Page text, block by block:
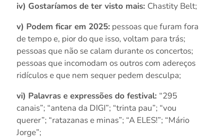
iv) Gostaríamos de ter visto mais: Chastity Belt;
v) Podem ficar em 2025:pessoas que furam fora
de tempo e, pior do que isso, voltam para trás;
pessoas que não se calam durante os concertos;
pessoas que incomodam os outros com adereços
ridículos e que nem sequer pedem desculpa;
vi) Palavras e expressões do festival: “295
canais”; “antena da DIGI”; “trinta pau”; “vou
querer”; “ratazanas e minas”; “A ELES!”; “Mário
Jorge”;